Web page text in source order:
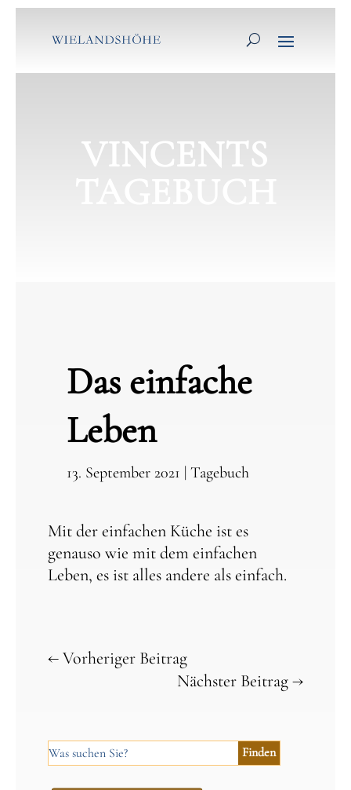
VINCENTS
Das einfache
Leben
13. September 2021 | Tagebuch
Mit der einfachen Küche ist es
genauso wie mit dem einfachen
Leben, es ist alles andere als einfach.
←Vorheriger Beitrag
Nächster Beitrag→